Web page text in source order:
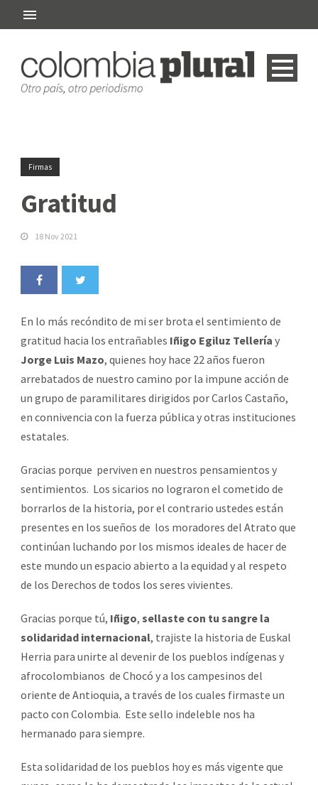
Firmas
Gratitud
18 Nov 2021
En lo más recóndito de mi ser brota el sentimiento de
gratitud hacia los entrañables Iñigo Egiluz Tellería y
Jorge Luis Mazo, quienes hoy hace 22 años fueron
arrebatados de nuestro camino por la impune acción de
un grupo de paramilitares dirigidos por Carlos Castaño,
en connivencia con la fuerza pública y otras instituciones
estatales.
Gracias porque perviven en nuestros pensamientos y
sentimientos. Los sicarios no lograron el cometido de
borrarlos de la historia, por el contrario ustedes están
presentes en los sueños de los moradores del Atrato que
continúan luchando por los mismos ideales de hacer de
este mundo un espacio abierto a la equidad y al respeto
de los Derechos de todos los seres vivientes.
Gracias porque tú, Iñigo, sellaste con tu sangre la
solidaridad internacional, trajiste la historia de Euskal
Herria para unirte al devenir de los pueblos indígenas y
afrocolombianos de Chocó y a los campesinos del
oriente de Antioquia, a través de los cuales firmaste un
pacto con Colombia. Este sello indeleble nos ha
hermanado para siempre.
Esta solidaridad de los pueblos hoy es más vigente que